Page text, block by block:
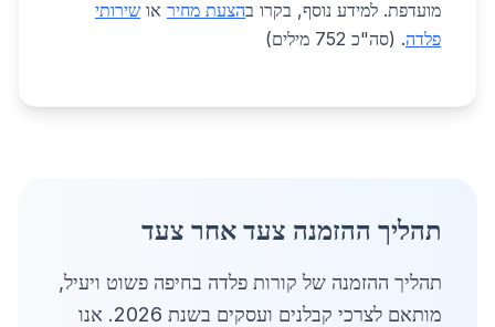
מועדפת. למידע נוסף, בקרו בהצעת מחיר או שירותי
פלדה. (סה"כ 752 מילים)
תהליך ההזמנה צעד אחר צעד
תהליך ההזמנה של קורות פלדה בחיפה פשוט ויעיל,
מותאם לצרכי קבלנים ועסקים בשנת 2026. אנו